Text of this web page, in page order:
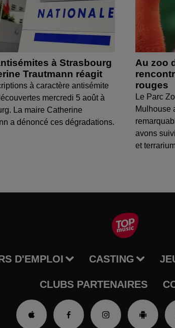
à Strasbourg
Trautmann réagit
à caractère antisémite
mercredi 5 août à
La maire Catherine
a dénoncé ces dégradations.
Au zoo
rouges
Le Parc
Mulhouse
avons
et
D'EMPLOI CASTING
CLUBS PARTENAIRES